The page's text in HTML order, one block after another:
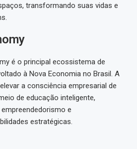
transformando suas vidas e
é o principal ecossistema de
à Nova Economia no Brasil. A
a consciência empresarial de
de educação inteligente,
e
estratégicas.